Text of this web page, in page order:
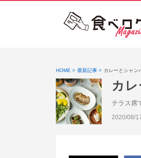
HOME 最新記事 カレーとシャン
カ
テラス席
投稿日:
2020/08/